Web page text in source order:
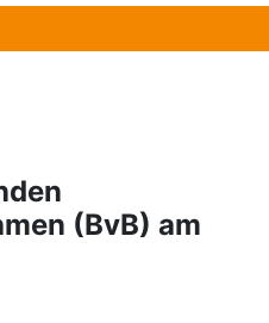
(BvB) am